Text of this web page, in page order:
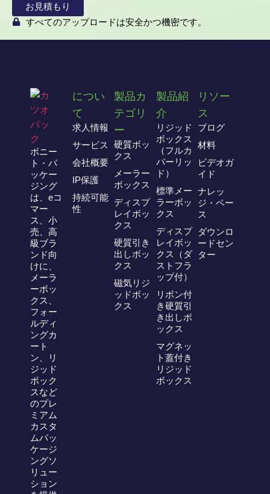
お見積もり
すべてのアップロードは安全かつ機密です。
ボニー
ト・パ
ッケー
ジング
は、eコ
マー
ス、小
売、高
級ブラ
ンド向
けに、
メーラ
ーボッ
クス、
フォー
ルディ
ングカ
ート
ン、リ
ジッド
ボック
スなど
のプレ
ミアム
カスタ
ムパッ
ケージ
ングソ
リュー
ション
につい
て
求人情報
サービス
会社概要
IP保護
持続可能
性
製品カ
テゴリ
ー
硬質ボッ
クス
メーラー
ボックス
ディスプ
レイボッ
クス
硬質引き
出しボッ
クス
磁気リジ
ッドボッ
クス
製品紹
介
リジッド
ボックス
（フルカ
バーリッ
ド）
標準メー
ラーボッ
クス
ディスプ
レイボッ
クス（ダ
ストフラ
ップ付）
リボン付
き硬質引
き出しボ
ックス
マグネッ
ト蓋付き
リジッド
ボックス
リソー
ス
ブログ
材料
ビデオガ
イド
ナレッ
ジ・ベー
ス
ダウンロ
ードセン
ター